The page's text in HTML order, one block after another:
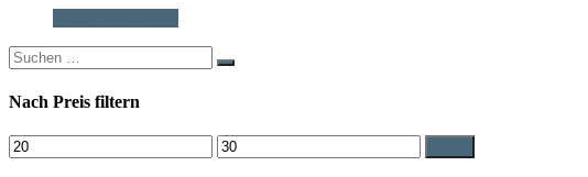
Search
for:
Nach Preis filtern
Min.
Preis
Max.
Preis